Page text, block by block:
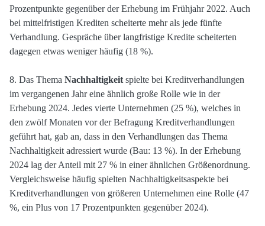
Prozentpunkte gegenüber der Erhebung im Frühjahr 2022. Auch
bei mittelfristigen Krediten scheiterte mehr als jede fünfte
Verhandlung. Gespräche über langfristige Kredite scheiterten
dagegen etwas weniger häufig (18 %).
8. Das Thema Nachhaltigkeit spielte bei Kreditverhandlungen
im vergangenen Jahr eine ähnlich große Rolle wie in der
Erhebung 2024. Jedes vierte Unternehmen (25 %), welches in
den zwölf Monaten vor der Befragung Kreditverhandlungen
geführt hat, gab an, dass in den Verhandlungen das Thema
Nachhaltigkeit adressiert wurde (Bau: 13 %). In der Erhebung
2024 lag der Anteil mit 27 % in einer ähnlichen Größenordnung.
Vergleichsweise häufig spielten Nachhaltigkeitsaspekte bei
Kreditverhandlungen von größeren Unternehmen eine Rolle (47
%, ein Plus von 17 Prozentpunkten gegenüber 2024).